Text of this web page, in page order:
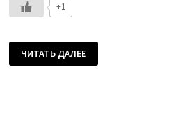
+1
ТЕЗИСНО
ОТ
ЧИТАТЬ ДАЛЕЕ